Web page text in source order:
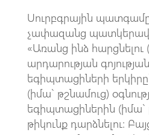
Սուրբգրային
չափազանց
«Առանց ինձ
արդարության
եգիպտացիների
(իմա` թշնամուց)
եգիպտացիներին (իմա`
թիկունք դարձնելու: